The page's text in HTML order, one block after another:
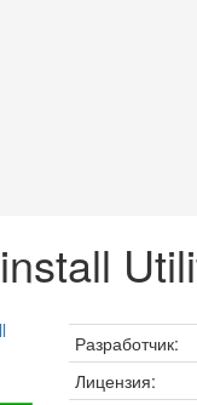
Разработчик:
Лицензия: